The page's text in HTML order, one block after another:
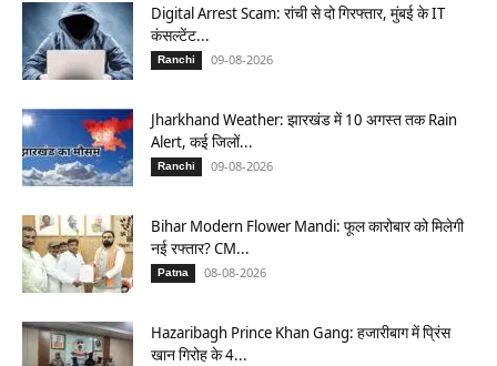
Digital Arrest Scam: रांची से दो गिरफ्तार, मुंबई के IT
कंसल्टेंट...
Ranchi 09-08-2026
Jharkhand Weather: झारखंड में 10 अगस्त तक Rain
Alert, कई जिलों...
Ranchi 09-08-2026
Bihar Modern Flower Mandi: फूल कारोबार को मिलेगी
नई रफ्तार? CM...
Patna 08-08-2026
Hazaribagh Prince Khan Gang: हजारीबाग में प्रिंस
खान गिरोह के 4...